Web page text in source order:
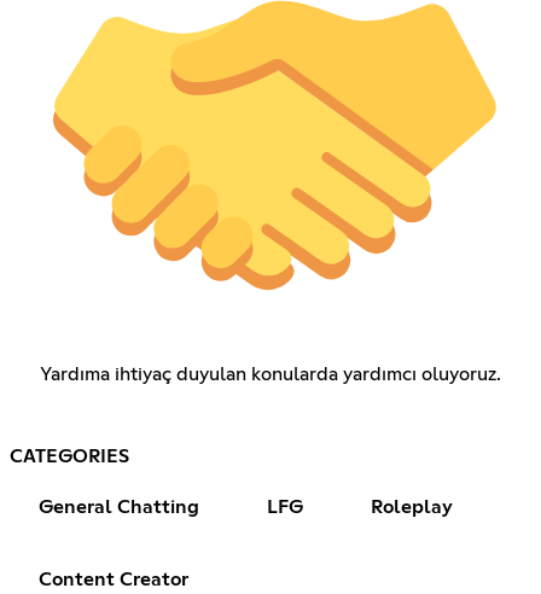
Yardıma ihtiyaç duyulan konularda yardımcı oluyoruz.
CATEGORIES
General Chatting LFG Roleplay
Content Creator